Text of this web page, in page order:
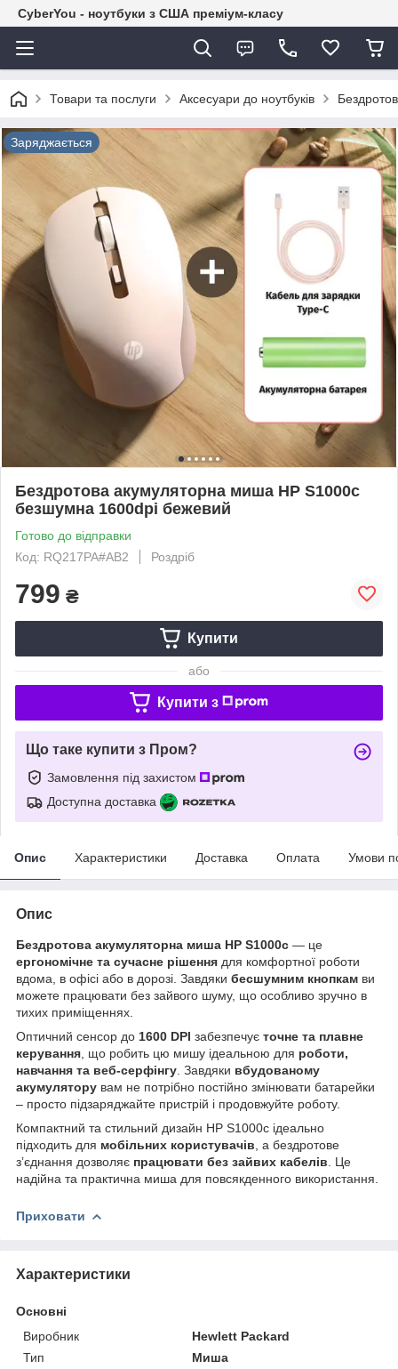
CyberYou - ноутбуки з США преміум-класу
Товари та послуги Аксесуари до ноутбуків
Заряджається
Бездротова акумуляторна миша HP S1000c
безшумна 1600dpi бежевий
Готово до відправки
Код: RQ217PA#AB2
Роздріб
799 ₴
Купити
або
Купити з
Що таке купити з Пром?
Замовлення під захистом
Доступна доставка
Опис Характеристики Доставка Оплата Умови
Опис
Бездротова акумуляторна миша HP S1000c — це
ергономічне та сучасне рішення для комфортної роботи
вдома, в офісі або в дорозі. Завдяки бесшумним кнопкам ви
можете працювати без зайвого шуму, що особливо зручно в
тихих приміщеннях.
Оптичний сенсор до 1600 DPI забезпечує точне та плавне
керування , що робить цю мишу ідеальною для роботи,
навчання та веб-серфінгу . Завдяки вбудованому
акумулятору вам не потрібно постійно змінювати батарейки
– просто підзаряджайте пристрій і продовжуйте роботу.
Компактний та стильний дизайн HP S1000c ідеально
підходить для мобільних користувачів , а бездротове
з’єднання дозволяє працювати без зайвих кабелів . Це
надійна та практична миша для повсякденного використання.
Приховати
Характеристики
Основні
Виробник
Hewlett Packard
Тип
Миша